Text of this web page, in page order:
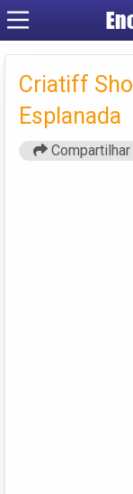
Criatiff
Esplanada
Compartilhar